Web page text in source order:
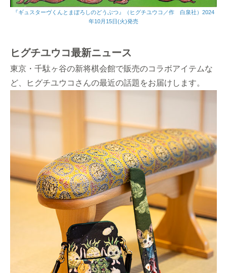
『ギュスターヴくんとまぼろしのどうぶつ』（ヒグチユウコ／作 白泉社）2024
年10月15日(火)発売
ヒグチユウコ最新ニュース
東京・千駄ヶ谷の新将棋会館で販売のコラボアイテムな
ど、ヒグチユウコさんの最近の話題をお届けします。